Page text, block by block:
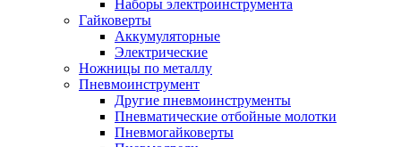
Наборы электроинструмента
Гайковерты
Аккумуляторные
Электрические
Ножницы по металлу
Пневмоинструмент
Другие пневмоинструменты
Пневматические отбойные молотки
Пневмогайковерты